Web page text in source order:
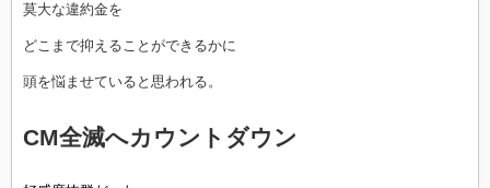
莫大な違約金を
どこまで抑えることができるかに
頭を悩ませていると思われる。
CM全滅へカウントダウン